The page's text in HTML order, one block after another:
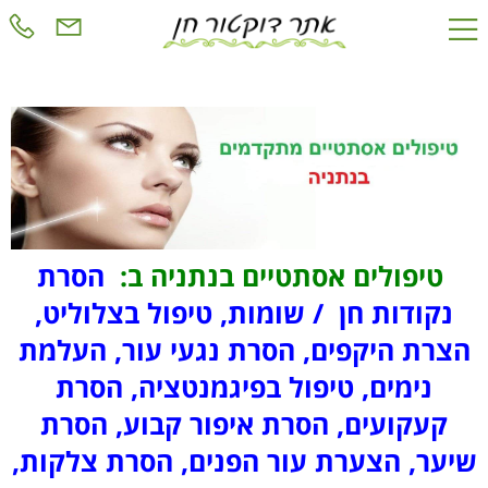
טיפולים אסתטיים בנתניה ב: הסרת
נקודות חן / שומות, טיפול בצלוליט,
הצרת היקפים, הסרת נגעי עור, העלמת
נימים, טיפול בפיגמנטציה, הסרת
קעקועים, הסרת איפור קבוע, הסרת
שיער, הצערת עור הפנים, הסרת צלקות,